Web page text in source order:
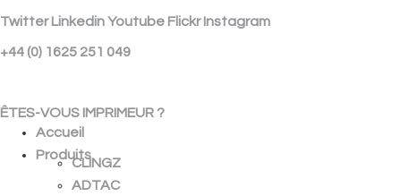
Twitter LinkedinYoutube Flickr Instagram
+44 (0) 1625 251 049
ÊTES-VOUS IMPRIMEUR ?
Accueil
Produits
CLINGZ
ADTAC